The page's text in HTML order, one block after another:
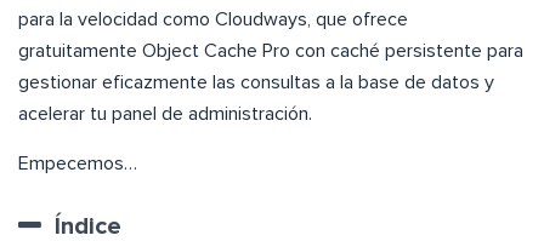
para la velocidad como Cloudways, que ofrece
gratuitamente Object Cache Pro con caché persistente para
gestionar eficazmente las consultas a la base de datos y
acelerar tu panel de administración.
Empecemos…
Índice